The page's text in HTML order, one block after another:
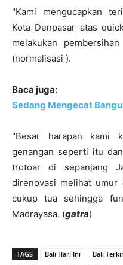
"Kami mengucapkan
Kota Denpasar atas
melakukan
(normalisasi ).
Baca juga:
Sedang Mengecat
"Besar harapan kami
genangan seperti itu
trotoar di sepanjang
direnovasi melihat umur
cukup tua sehingga
Madrayasa. (gatra)
TAGS Bali Hari Ini Bali